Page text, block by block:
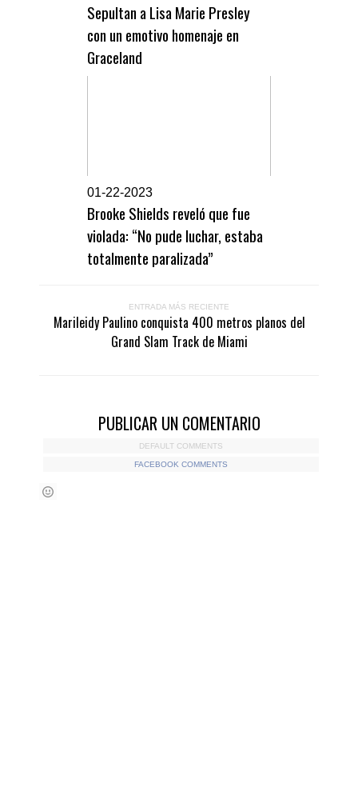
Sepultan a Lisa Marie Presley
con un emotivo homenaje en
Graceland
01-22-2023
Brooke Shields reveló que fue
violada: “No pude luchar, estaba
totalmente paralizada”
ENTRADA MÁS RECIENTE
Marileidy Paulino conquista 400 metros planos del
Grand Slam Track de Miami
PUBLICAR UN COMENTARIO
DEFAULT COMMENTS
FACEBOOK COMMENTS